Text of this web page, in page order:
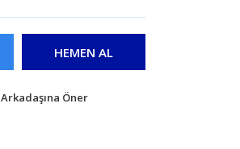
HEMEN AL
Arkadaşına Öner